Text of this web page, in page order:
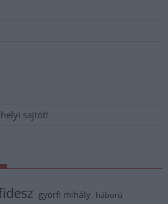
sajtót!
györfi mihály háború